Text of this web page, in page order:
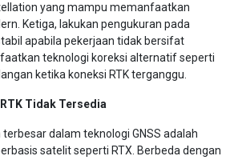
yang mampu memanfaatkan
Ketiga, lakukan pengukuran pada
apabila pekerjaan tidak bersifat
teknologi koreksi alternatif seperti
ketika koneksi RTK terganggu.
Tidak Tersedia
dalam teknologi GNSS adalah
satelit seperti RTX. Berbeda dengan